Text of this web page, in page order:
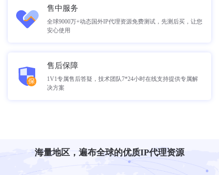
售中服务
全球9000万+动态国外IP代理资源免费测试，先测后买，让您
安心使用
售后保障
1V1专属售后答疑，技术团队7*24小时在线支持提供专属解
决方案
海量地区，遍布全球的优质IP代理资源